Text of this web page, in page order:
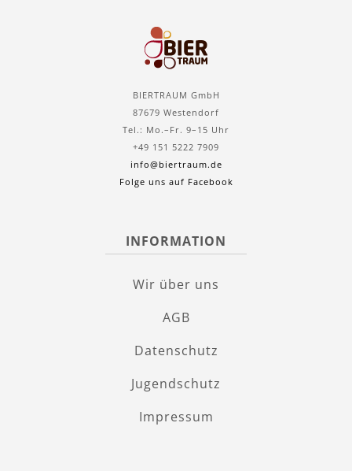
BIERTRAUM GmbH
87679 Westendorf
Tel.: Mo.–Fr. 9–15 Uhr
+49 151 5222 7909
info@biertraum.de
Folge uns auf Facebook
INFORMATION
Wir über uns
AGB
Datenschutz
Jugendschutz
Impressum